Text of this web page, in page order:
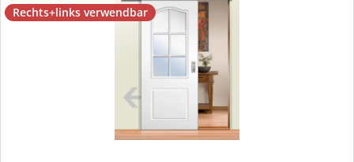
Rechts+links verwendbar